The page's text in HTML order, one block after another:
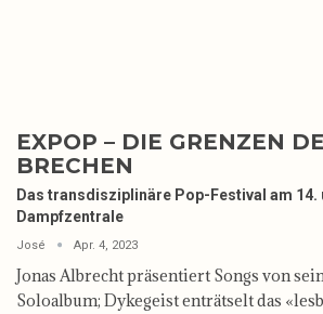
EXPOP – DIE GRENZEN
BRECHEN
Das transdisziplinäre Pop-Festival am 14.
Dampfzentrale
José Apr. 4, 2023
Jonas Albrecht präsentiert Songs von
Soloalbum; Dykegeist enträtselt das